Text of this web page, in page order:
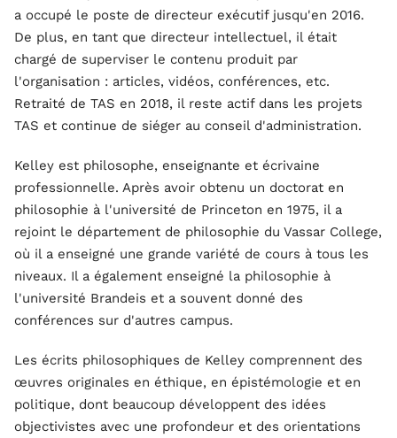
a occupé le poste de directeur exécutif jusqu'en 2016.
De plus, en tant que directeur intellectuel, il était
chargé de superviser le contenu produit par
l'organisation : articles, vidéos, conférences, etc.
Retraité de TAS en 2018, il reste actif dans les projets
TAS et continue de siéger au conseil d'administration.
Kelley est philosophe, enseignante et écrivaine
professionnelle. Après avoir obtenu un doctorat en
philosophie à l'université de Princeton en 1975, il a
rejoint le département de philosophie du Vassar College,
où il a enseigné une grande variété de cours à tous les
niveaux. Il a également enseigné la philosophie à
l'université Brandeis et a souvent donné des
conférences sur d'autres campus.
Les écrits philosophiques de Kelley comprennent des
œuvres originales en éthique, en épistémologie et en
politique, dont beaucoup développent des idées
objectivistes avec une profondeur et des orientations